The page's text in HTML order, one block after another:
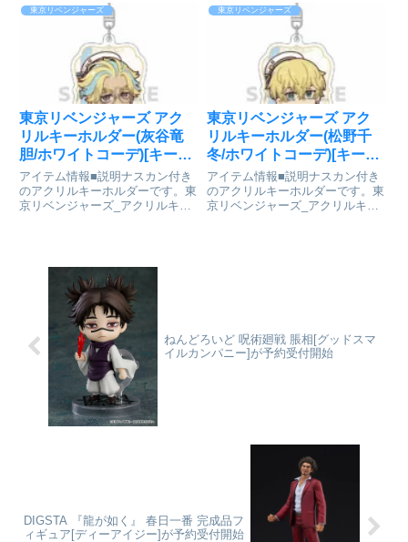
リーズ アクリルペンスタンド
Vol.3 龍宮寺 堅Ⓒ和久井健・講談
社／アニメ「東京リベンジャー
ズ」製作委員会collei...
ジオラマ タケミチⒸ和久井健・
講談社／アニメ「東京リベンジャ
ーズ」製作委員会colleizeで探す
東京リベンジャーズ
東京リベンジャーズ アク
リルキーホルダー(灰谷竜
胆/ホワイトコーデ)[キース]
が予約受付開始
アイテム情報■説明ナスカン付き
のアクリルキーホルダーです。東
京リベンジャーズ_アクリルキー
東京リベンジャーズ
東京リベンジャーズ アク
リルキーホルダー(松野千
冬/ホワイトコーデ)[キース]
が予約受付開始
アイテム情報■説明ナスカン付き
のアクリルキーホルダーです。東
京リベンジャーズ_アクリルキー
ねんどろいど 呪術廻戦 脹相[グッドスマ
イルカンパニー]が予約受付開始
DIGSTA 『龍が如く』 春日一番 完成品フ
ィギュア[ディーアイジー]が予約受付開始